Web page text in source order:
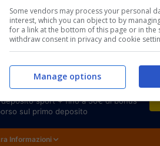
deposito + fino a 50€ di
rimborso
sport + fino a 50€ di bonus
sul primo deposito
Informazioni
Some vendors may process your personal
interest, which you can object to by
for a link at the bottom of this page or in the
withdraw consent in privacy and cookie
Manage options